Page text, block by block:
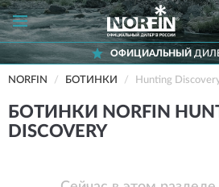
ОФИЦИАЛЬНЫЙДИЛЕР
NORFIN БОТИНКИ Hunting
БОТИНКИ NORFIN
DISCOVERY